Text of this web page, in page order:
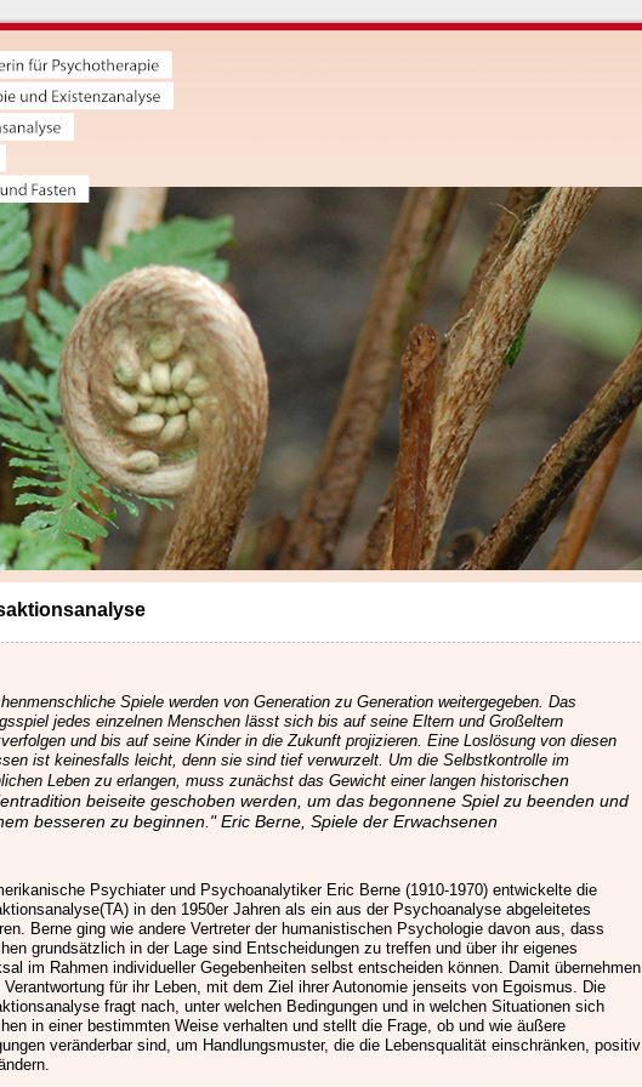
Spiele werden von Generation zu Generation weitergegeben. Das
jedes einzelnen Menschen lässt sich bis auf seine Eltern und Großeltern
und bis auf seine Kinder in die Zukunft projizieren. Eine Loslösung von diesen
ist keinesfalls leicht, denn sie sind tief verwurzelt. Um die Selbstkontrolle im
Leben zu erlangen, muss zunächst das Gewicht einer langen historischen
beiseite geschoben werden, um das begonnene Spiel zu beenden und
besseren zu beginnen." Eric Berne, Spiele der Erwachsenen
Psychiater und Psychoanalytiker Eric Berne (1910-1970) entwickelte die
in den 1950er Jahren als ein aus der Psychoanalyse abgeleitetes
Berne ging wie andere Vertreter der humanistischen Psychologie davon aus, dass
grundsätzlich in der Lage sind Entscheidungen zu treffen und über ihr eigenes
im Rahmen individueller Gegebenheiten selbst entscheiden können. Damit übernehmen
Verantwortung für ihr Leben, mit dem Ziel ihrer Autonomie jenseits von Egoismus. Die
fragt nach, unter welchen Bedingungen und in welchen Situationen sich
in einer bestimmten Weise verhalten und stellt die Frage, ob und wie äußere
veränderbar sind, um Handlungsmuster, die die Lebensqualität einschränken, positiv